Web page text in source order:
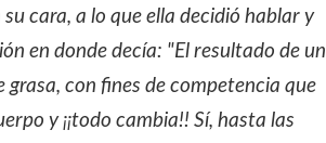
cara, a lo que ella decidió hablar y
en donde decía: "El resultado de un
con fines de competencia que
y ¡¡todo cambia!! Sí, hasta las